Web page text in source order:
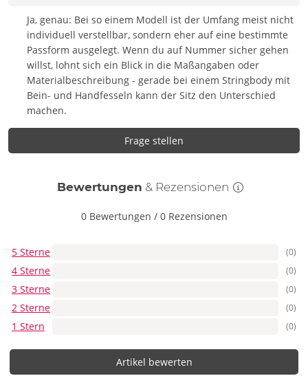
Ja, genau: Bei so einem Modell ist der Umfang meist nicht
individuell verstellbar, sondern eher auf eine bestimmte
Passform ausgelegt. Wenn du auf Nummer sicher gehen
willst, lohnt sich ein Blick in die Maßangaben oder
Materialbeschreibung - gerade bei einem Stringbody mit
Bein- und Handfesseln kann der Sitz den Unterschied
machen.
Frage stellen
Bewertungen & Rezensionen
0 Bewertungen / 0 Rezensionen
5 Sterne (0)
4 Sterne (0)
3 Sterne (0)
2 Sterne (0)
1 Stern (0)
Artikel bewerten